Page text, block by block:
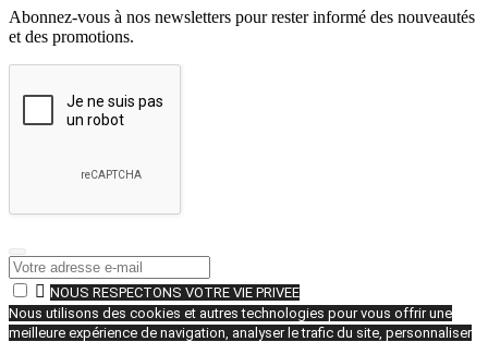
Abonnez-vous à nos newsletters pour rester informé des nouveautés
et des promotions.
 NOUS RESPECTONS VOTRE VIE PRIVEE
Nous utilisons des cookies et autres technologies pour vous offrir une
meilleure expérience de navigation, analyser le trafic du site, personnaliser